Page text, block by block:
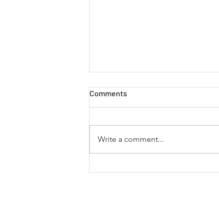
Comments
Write a comment...